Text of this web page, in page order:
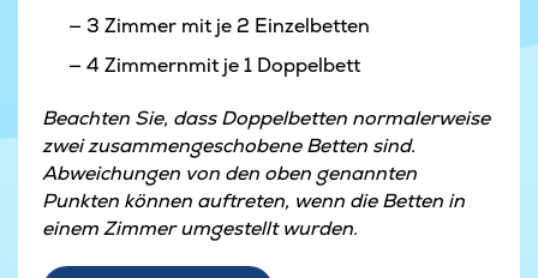
3 Zimmer mit je 2 Einzelbetten
4 Zimmernmit je 1 Doppelbett
Beachten Sie, dass Doppelbetten normalerweise
zwei zusammengeschobene Betten sind.
Abweichungen von den oben genannten
Punkten können auftreten, wenn die Betten in
einem Zimmer umgestellt wurden.